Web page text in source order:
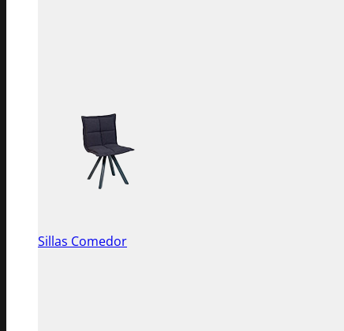
Sillas Comedor